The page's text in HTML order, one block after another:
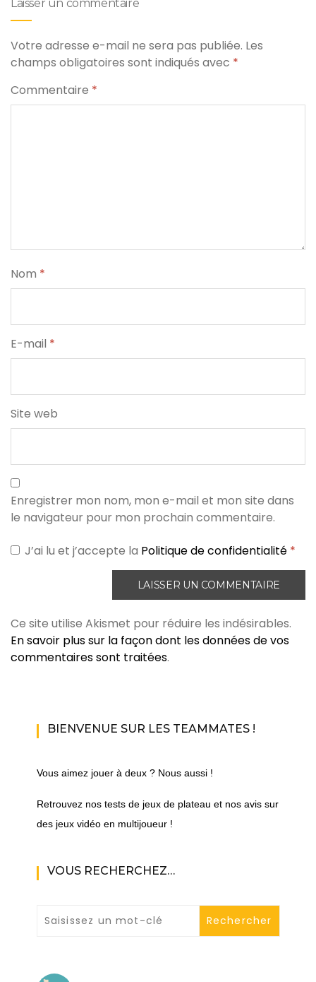
Laisser un commentaire
Votre adresse e-mail ne sera pas publiée. Les
champs obligatoires sont indiqués avec *
Commentaire *
Nom *
E-mail *
Site web
Enregistrer mon nom, mon e-mail et mon site dans
le navigateur pour mon prochain commentaire.
J’ai lu et j’accepte la Politique de confidentialité *
Ce site utilise Akismet pour réduire les indésirables.
En savoir plus sur la façon dont les données de vos
commentaires sont traitées.
BIENVENUE SUR LES TEAMMATES !
Vous aimez jouer à deux ? Nous aussi !
Retrouvez nos tests de jeux de plateau et nos avis sur
des jeux vidéo en multijoueur !
VOUS RECHERCHEZ…